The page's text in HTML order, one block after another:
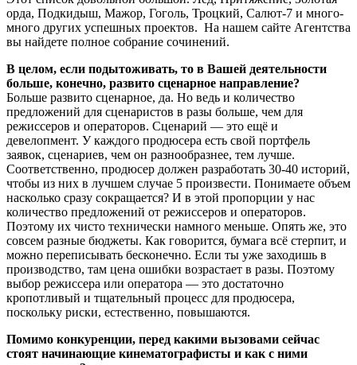
орда, Подкидыш, Мажор, Гоголь, Троцкий, Салют-7 и много-
много других успешных проектов. На нашем сайте Агентства
вы найдете полное собрание сочинений.
В целом, если подытоживать, то в Вашей деятельности
больше, конечно, развито сценарное направление?
Больше развито сценарное, да. Но ведь и количество
предложений для сценаристов в разы больше, чем для
режиссеров и операторов. Сценарий — это ещё и
девелопмент. У каждого продюсера есть свой портфель
заявок, сценариев, чем он разнообразнее, тем лучше.
Соответственно, продюсер должен разработать 30-40 историй,
чтобы из них в лучшем случае 5 произвести. Понимаете объем
насколько сразу сокращается? И в этой пропорции у нас
количество предложений от режиссеров и операторов.
Поэтому их чисто технически намного меньше. Опять же, это
совсем разные бюджеты. Как говорится, бумага всё стерпит, и
можно переписывать бесконечно. Если ты уже заходишь в
производство, там цена ошибки возрастает в разы. Поэтому
выбор режиссера или оператора — это достаточно
кропотливый и тщательный процесс для продюсера,
поскольку риски, естественно, повышаются.
Помимо конкуренции, перед какими вызовами сейчас
стоят начинающие кинематографисты и как с ними